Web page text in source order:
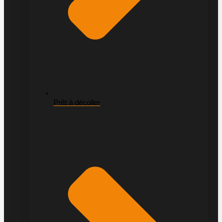
Prêt à décoller